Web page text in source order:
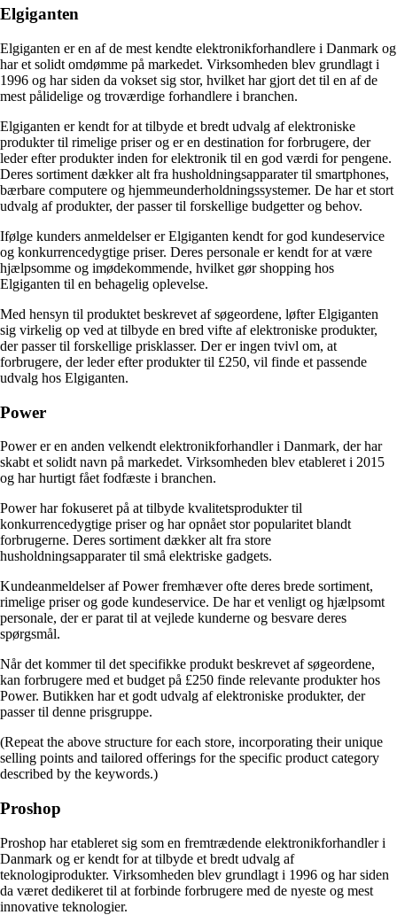
Elgiganten
Elgiganten er en af ​​de mest kendte elektronikforhandlere i Danmark og
har et solidt omdømme på markedet. Virksomheden blev grundlagt i
1996 og har siden da vokset sig stor, hvilket har gjort det til en af ​​de
mest pålidelige og troværdige forhandlere i branchen.
Elgiganten er kendt for at tilbyde et bredt udvalg af elektroniske
produkter til rimelige priser og er en destination for forbrugere, der
leder efter produkter inden for elektronik til en god værdi for pengene.
Deres sortiment dækker alt fra husholdningsapparater til smartphones,
bærbare computere og hjemmeunderholdningssystemer. De har et stort
udvalg af produkter, der passer til forskellige budgetter og behov.
Ifølge kunders anmeldelser er Elgiganten kendt for god kundeservice
og konkurrencedygtige priser. Deres personale er kendt for at være
hjælpsomme og imødekommende, hvilket gør shopping hos
Elgiganten til en behagelig oplevelse.
Med hensyn til produktet beskrevet af søgeordene, løfter Elgiganten
sig virkelig op ved at tilbyde en bred vifte af elektroniske produkter,
der passer til forskellige prisklasser. Der er ingen tvivl om, at
forbrugere, der leder efter produkter til £250, vil finde et passende
udvalg hos Elgiganten.
Power
Power er en anden velkendt elektronikforhandler i Danmark, der har
skabt et solidt navn på markedet. Virksomheden blev etableret i 2015
og har hurtigt fået fodfæste i branchen.
Power har fokuseret på at tilbyde kvalitetsprodukter til
konkurrencedygtige priser og har opnået stor popularitet blandt
forbrugerne. Deres sortiment dækker alt fra store
husholdningsapparater til små elektriske gadgets.
Kundeanmeldelser af Power fremhæver ofte deres brede sortiment,
rimelige priser og gode kundeservice. De har et venligt og hjælpsomt
personale, der er parat til at vejlede kunderne og besvare deres
spørgsmål.
Når det kommer til det specifikke produkt beskrevet af søgeordene,
kan forbrugere med et budget på £250 finde relevante produkter hos
Power. Butikken har et godt udvalg af elektroniske produkter, der
passer til denne prisgruppe.
(Repeat the above structure for each store, incorporating their unique
selling points and tailored offerings for the specific product category
described by the keywords.)
Proshop
Proshop har etableret sig som en fremtrædende elektronikforhandler i
Danmark og er kendt for at tilbyde et bredt udvalg af
teknologiprodukter. Virksomheden blev grundlagt i 1996 og har siden
da været dedikeret til at forbinde forbrugere med de nyeste og mest
innovative teknologier.